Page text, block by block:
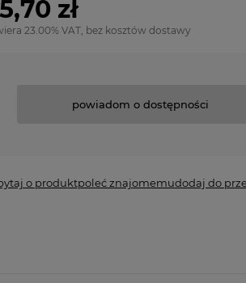
zł
23.00% VAT, bez kosztów dostawy
powiadom o dostępności
o produktpoleć znajomemudodaj do